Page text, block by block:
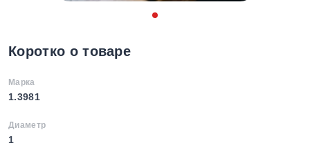
Коротко о товаре
Марка
1.3981
Диаметр
1